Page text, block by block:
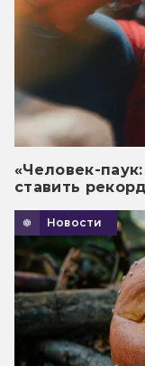
«Человек-
ставить
Новости